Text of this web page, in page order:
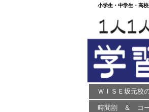
小学生・中学生・高校
ＷＩＳＥ坂元校
時間割 ＆ コ